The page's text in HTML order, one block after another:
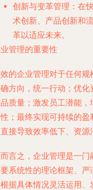
创新与变革管理 ：在
术创新、产品创新和
革以适应未来。
管理的重要性
的企业管理对于任何
方向，统一行动；优
质量；激发员工潜能
；最终实现可持续的
接导致效率低下、资源
言之，企业管理是一
系统性的理论框架、
据具体情况灵活运用